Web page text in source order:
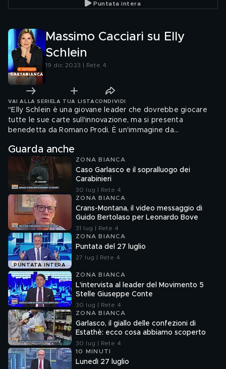
Puntata intera
Massimo Cacciari su Elly
Schlein
19 dic 2023 | Rete 4
VAI ALLA SERIE LA TUA LISTA CONDIVIDI
"Elly Schlein è una giovane leader che dovrebbe giocare
tutte le sue carte sull'innovazione, ma si presenta
benedetta da Romano Prodi. È un'immagine da
se ne rendano conto".
Guarda anche
ZONA BIANCA
Caso Garlasco e il sopralluogo dei
Carabinieri
30 lug | Rete 4
ZONA BIANCA
Crans-Montana, il video messaggio di
Guido Bertolaso per Leonardo Bove
31 lug | Rete 4
PUNTATA INTERA
ZONA BIANCA
Puntata del 27 luglio
27 lug | Rete 4
ZONA BIANCA
L'intervista al leader del Movimento 5
Stelle Giuseppe Conte
30 lug | Rete 4
ZONA BIANCA
Garlasco, il giallo delle confezioni di
Estathè: ecco cosa abbiamo scoperto
30 lug | Rete 4
10 MINUTI
Lunedì 27 luglio